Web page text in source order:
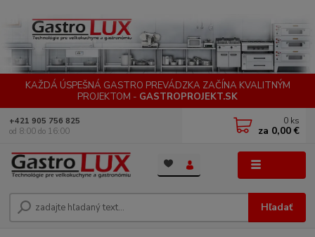
KAŽDÁ ÚSPEŠNÁ GASTRO PREVÁDZKA ZAČÍNA KVALITNÝM
PROJEKTOM - GASTROPROJEKT.SK
Hľadať
+421 905 756 825
od 8:00 do 16:00
0 ks
za 0,00 €